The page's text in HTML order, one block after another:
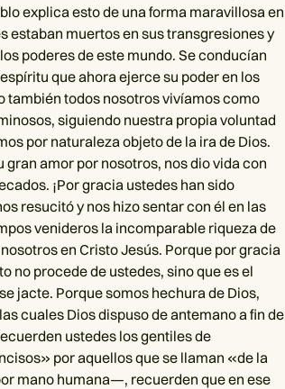
explica esto de una forma maravillosa en
estaban muertos en sus transgresiones y
poderes de este mundo. Se conducían
que ahora ejerce su poder en los
también todos nosotros vivíamos como
siguiendo nuestra propia voluntad
por naturaleza objeto de la ira de Dios.
amor por nosotros, nos dio vida con
¡Por gracia ustedes han sido
resucitó y nos hizo sentar con él en las
venideros la incomparable riqueza de
en Cristo Jesús. Porque por gracia
no procede de ustedes, sino que es el
jacte. Porque somos hechura de Dios,
cuales Dios dispuso de antemano a fin de
ustedes los gentiles de
por aquellos que se llaman «de la
mano humana—, recuerden que en ese